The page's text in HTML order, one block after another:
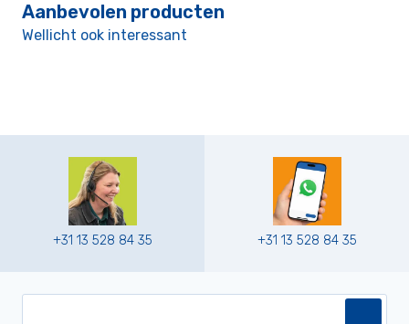
Aanbevolen producten
Wellicht ook interessant
+31 13 528 84 35 +31 13 528 84 35